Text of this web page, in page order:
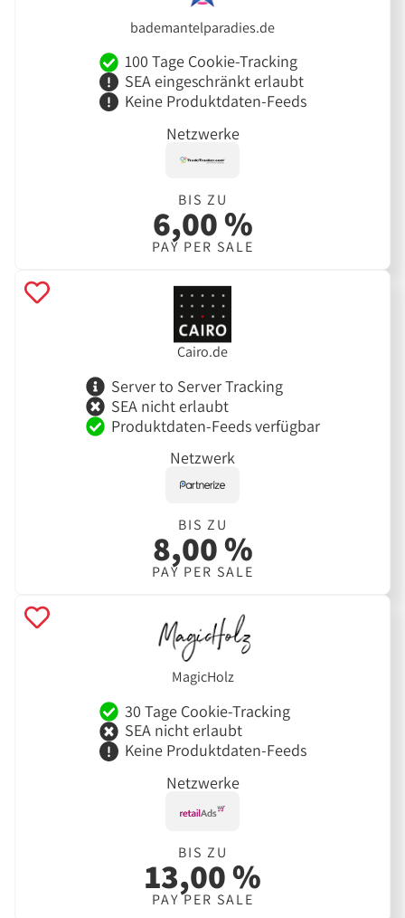
bademantelparadies.de
100 Tage Cookie-Tracking
SEA eingeschränkt erlaubt
Keine Produktdaten-Feeds
Netzwerke
BIS ZU
6,00 %
PAY PER SALE
Cairo.de
Server to Server Tracking
SEA nicht erlaubt
Produktdaten-Feeds verfügbar
Netzwerk
BIS ZU
8,00 %
PAY PER SALE
MagicHolz
30 Tage Cookie-Tracking
SEA nicht erlaubt
Keine Produktdaten-Feeds
Netzwerke
BIS ZU
13,00 %
PAY PER SALE